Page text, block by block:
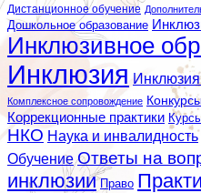
Дистанционное обучение
Дошкольное образование
Инклюзивное
Инклюзия Инклюзия
Комплексное сопровождение
Коррекционные практики
НКО Наука и инвалидность
Обучение Ответы на
инклюзии Право